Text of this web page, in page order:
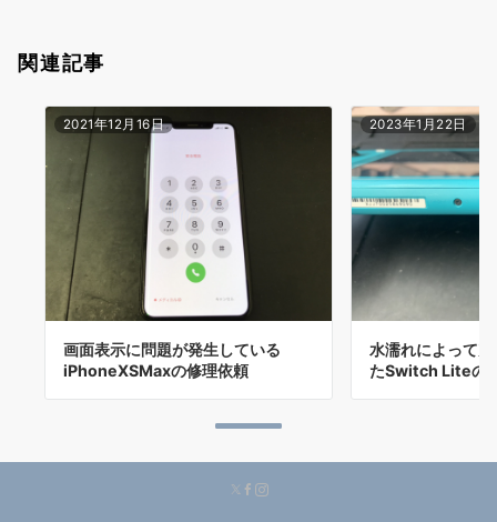
関連記事
2021年12月16日
画面表示に問題が発生している
iPhoneXSMaxの修理依頼
2023年1月22日
水濡れによって
たSwitch Liteの